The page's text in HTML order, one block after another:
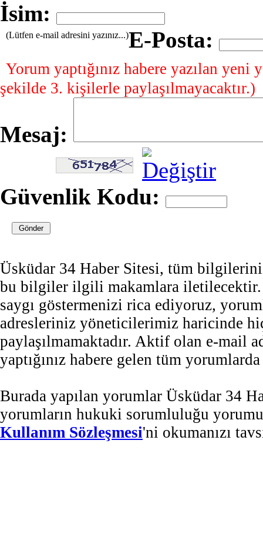
İsim:
E-Posta:
(Lütfen e-mail adresini yazınız...)
Yorum yaptığınız habere yazılan
şekilde 3. kişilerle paylaşılmayacaktır.)
Mesaj:
Güvenlik Kodu:
Üsküdar 34 Haber Sitesi, tüm
bu bilgiler ilgili makamlara iletilecektir.
saygı göstermenizi rica ediyoruz,
adresleriniz yöneticilerimiz haricinde
paylaşılmamaktadır. Aktif olan e-mail
yaptığınız habere gelen tüm
Burada yapılan yorumlar Üsküdar 34
yorumların hukuki sorumluluğu
Kullanım Sözleşmesi'ni okumanızı